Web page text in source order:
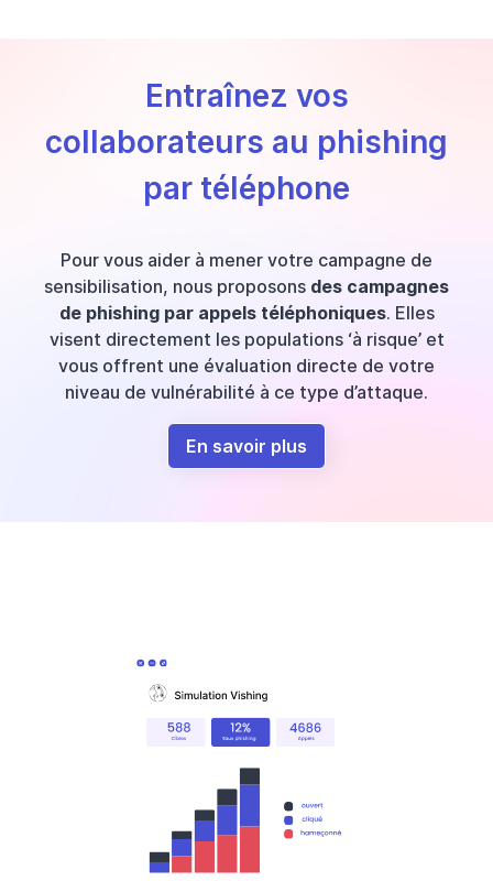
Entraînez vos
collaborateurs au phishing
par téléphone
Pour vous aider à mener votre campagne de
sensibilisation, nous proposons des campagnes
de phishing par appels téléphoniques. Elles
visent directement les populations ‘à risque’ et
vous offrent une évaluation directe de votre
niveau de vulnérabilité à ce type d’attaque.
En savoir plus